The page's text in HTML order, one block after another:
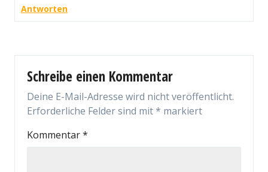
Antworten
Schreibe einen Kommentar
Deine E-Mail-Adresse wird nicht veröffentlicht.
Erforderliche Felder sind mit* markiert
Kommentar*